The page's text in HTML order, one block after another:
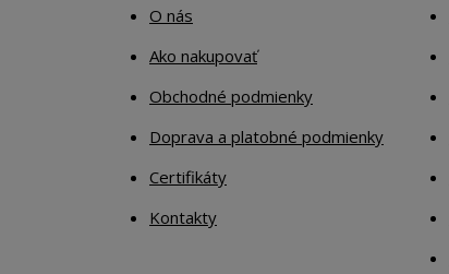
O nás
Ako nakupovať
Obchodné podmienky
Doprava a platobné podmienky
Certifikáty
Kontakty